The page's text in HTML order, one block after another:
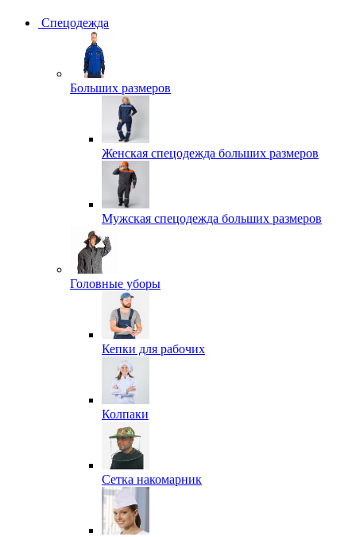
Спецодежда
Больших размеров
Женская спецодежда больших размеров
Мужская спецодежда больших размеров
Головные уборы
Кепки для рабочих
Колпаки
Сетка накомарник